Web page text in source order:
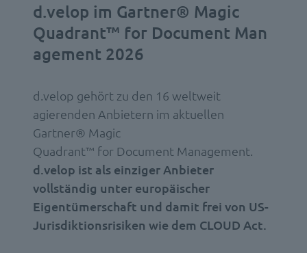
d.velop im Gartner® Magic
Quadrant™ for Document Man
agement 2026
d.velop gehört zu den 16 weltweit
agierenden Anbietern im aktuellen
Gartner® Magic
Quadrant™ for Document Management.
d.velop ist als einziger Anbieter
vollständig unter europäischer
Eigentümerschaft und damit frei von US-
Jurisdiktionsrisiken wie dem CLOUD Act.